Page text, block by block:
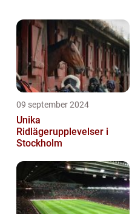
09 september 2024
Unika
Ridlägerupplevelser i
Stockholm